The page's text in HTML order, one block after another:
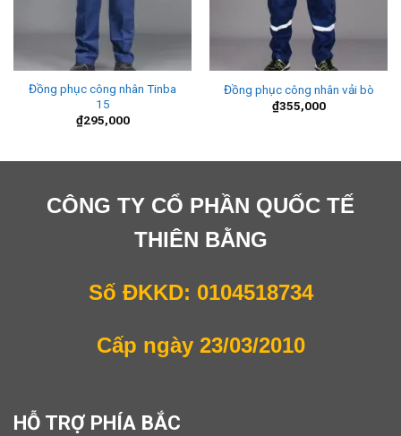
Đồng phục công nhân Tinba
15
₫295,000
Đồng phục công nhân vải bò
₫355,000
CÔNG TY CỔ PHẦN QUỐC TẾ
THIÊN BẰNG
Số ĐKKD: 0104518734
Cấp ngày 23/03/2010
HỖ TRỢ PHÍA BẮC